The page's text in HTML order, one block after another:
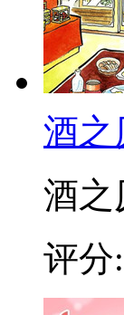
酒之
酒之
评分: